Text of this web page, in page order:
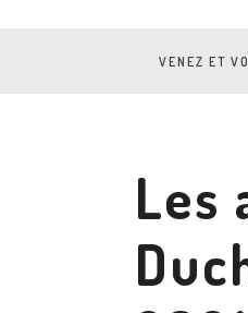
VENEZ ET
Les